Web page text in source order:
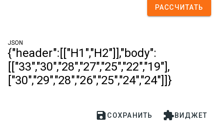
РАССЧИТАТЬ
JSON
{"header":[["H1","H2"]],"body":
[["33","30","28","27","25","22","19"],
["30","29","28","26","25","24","24"]]}
 СОХРАНИТЬ ВИДЖЕТ